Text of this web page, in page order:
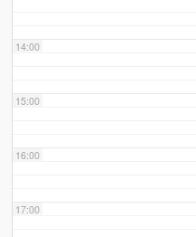
14:00
15:00
16:00
17:00